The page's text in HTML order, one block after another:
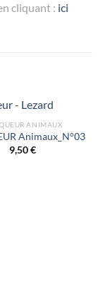
cliquant : ici
ANIMAUX
Animaux_N°03
9,50€